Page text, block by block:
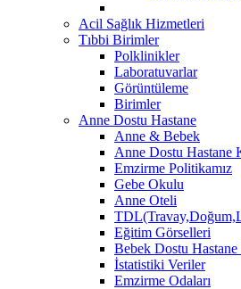
Acil Sağlık Hizmetleri
Tıbbi Birimler
Polklinikler
Laboratuvarlar
Görüntüleme
Birimler
Anne Dostu Hastane
Anne & Bebek
Anne Dostu Hastane
Emzirme Politikamız
Gebe Okulu
Anne Oteli
Eğitim Görselleri
Bebek Dostu
İstatistiki Veriler
Emzirme Odaları